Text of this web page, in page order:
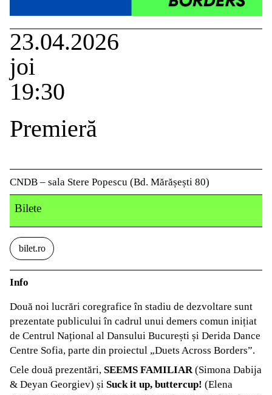
23.04.2026
joi
19:30
Premieră
CNDB – sala Stere Popescu (Bd. Mărășești 80)
Bilete
bilet.ro
Info
Două noi lucrări coregrafice în stadiu de dezvoltare sunt
prezentate publicului în cadrul unui demers comun inițiat
de Centrul Național al Dansului București și Derida Dance
Centre Sofia, parte din proiectul „Duets Across Borders”.
Cele două prezentări, SEEMS FAMILIAR(Simona Dabija
& Deyan Georgiev) și Suck it up, buttercup! (Elena